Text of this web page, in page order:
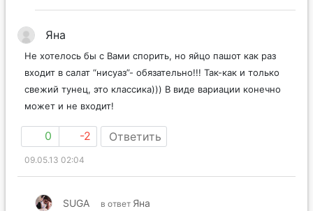
Яна
Не хотелось бы с Вами спорить, но яйцо пашот как раз
входит в салат “нисуаз”- обязательно!!! Так-как и только
свежий тунец, это классика))) В виде вариации конечно
может и не входит!
0 -2 Ответить
09.05.13 02:04
SUGA в ответ Яна